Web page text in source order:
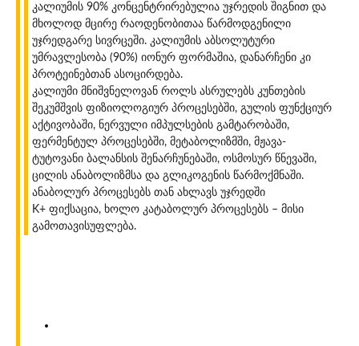
კალიუმის 90% კონცენტრირებულია უჯრედის შიგნით და
მხოლოდ მცირე რაოდენობითაა წარმოდგენილი
უჯრედგარე სივრცეში. კალიუმის აბსოლუტური
უმრავლესობა (90%) იონურ ფორმაშია, დანარჩენი კი
პროტეინებთან ასოცირდება.
კალიუმი მნიშვნელოვან როლს ასრულებს კუნთების
შეკუმშვის ფიზიოლოგიურ პროცესებში, გულის ფუნქციურ
აქტივობაში, ნერვული იმპულსების გამტარობაში,
ფერმენტულ პროცესებში, მეტაბოლიზმში, მჟავა-
ტუტოვანი ბალანსის შენარჩუნებაში, ოსმოსურ წნევაში,
ცილის ანაბოლიზმსა და გლიკოგენის წარმოქმნაში.
ანაბოლურ პროცესებს თან ახლავს უჯრედში
K+ ფიქსაცია, ხოლო კატაბოლურ პროცესებს – მისი
გამოთავისუფლება.